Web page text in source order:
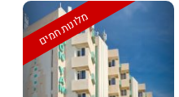
מלונות חמים